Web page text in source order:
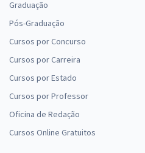
Graduação
Pós-Graduação
Cursos por Concurso
Cursos por Carreira
Cursos por Estado
Cursos por Professor
Oficina de Redação
Cursos Online Gratuitos